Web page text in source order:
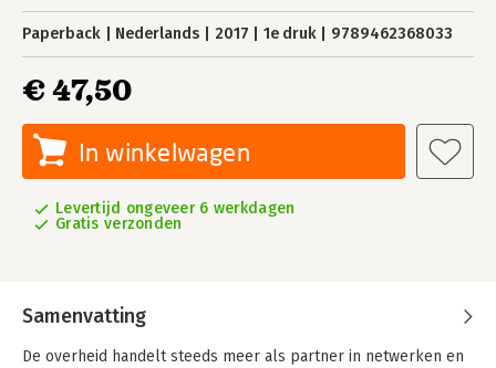
Paperback Nederlands 2017 1e druk 9789462368033
€ 47,50
In winkelwagen
Levertijd ongeveer 6 werkdagen
Gratis verzonden
Samenvatting
De overheid handelt steeds meer als partner in netwerken en